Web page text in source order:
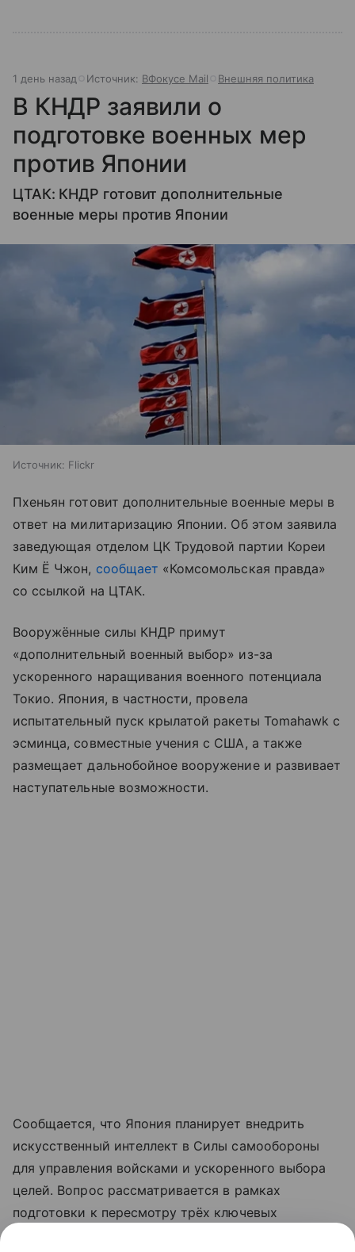
1 день назад Источник: ВФокусе Mail Внешняя политика
В КНДР заявили о
подготовке военных мер
против Японии
ЦТАК: КНДР готовит дополнительные
военные меры против Японии
Источник: Flickr
Пхеньян готовит дополнительные военные меры в
ответ на милитаризацию Японии. Об этом заявила
заведующая отделом ЦК Трудовой партии Кореи
Ким Ё Чжон, сообщает «Комсомольская правда»
со ссылкой на ЦТАК.
Вооружённые силы КНДР примут
«дополнительный военный выбор» из-за
ускоренного наращивания военного потенциала
Токио. Япония, в частности, провела
испытательный пуск крылатой ракеты Tomahawk с
эсминца, совместные учения с США, а также
размещает дальнобойное вооружение и развивает
наступательные возможности.
Сообщается, что Япония планирует внедрить
искусственный интеллект в Силы самообороны
для управления войсками и ускоренного выбора
целей. Вопрос рассматривается в рамках
подготовки к пересмотру трёх ключевых